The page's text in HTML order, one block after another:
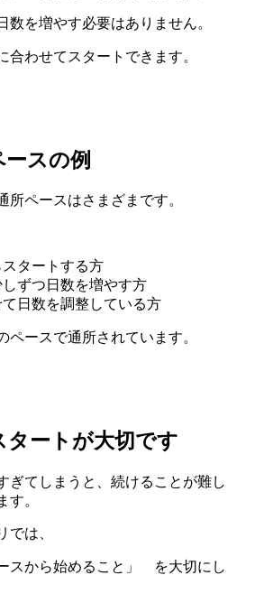
を増やす必要はありません。
わせてスタートできます。
スの例
ペースはさまざまです。
タートする方
ずつ日数を増やす方
日数を調整している方
ースで通所されています。
タートが大切です
てしまうと、続けることが難し
す。
は、
スから始めること」 を大切にし